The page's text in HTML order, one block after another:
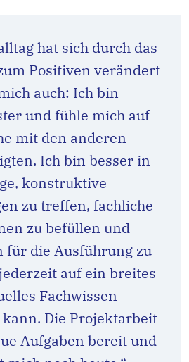
hat sich durch das
Positiven verändert
auch: Ich bin
und fühle mich auf
mit den anderen
Ich bin besser in
konstruktive
zu treffen, fachliche
zu befüllen und
für die Ausführung zu
auf ein breites
Fachwissen
Die Projektarbeit
Aufgaben bereit und